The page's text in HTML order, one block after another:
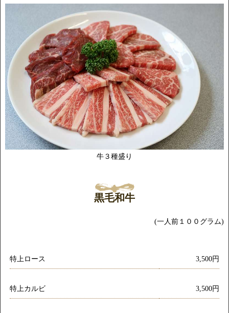
牛３種盛り
黒毛和牛
(一人前１００グラム)
特上ロース 3,500円
特上カルビ 3,500円